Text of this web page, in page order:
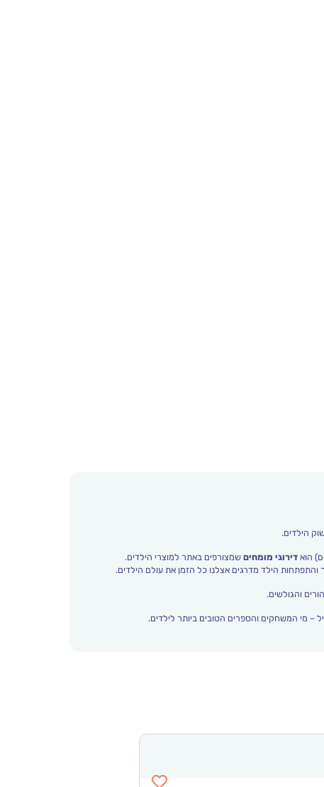
הילדים.
הוא דירוגי מומחיםשמצורפים באתר למוצרי הילדים.
והגולשים.
– מי המשחקים והספרים הטובים ביותר לילדים.